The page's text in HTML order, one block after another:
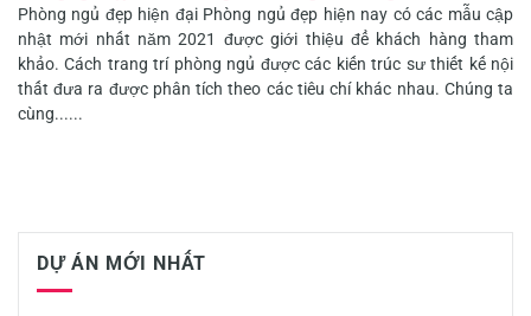
Phòng ngủ đẹp hiện đại Phòng ngủ đẹp hiện nay có các mẫu cập
nhật mới nhất năm 2021 được giới thiệu để khách hàng tham
khảo. Cách trang trí phòng ngủ được các kiến trúc sư thiết kế nội
thất đưa ra được phân tích theo các tiêu chí khác nhau. Chúng ta
cùng......
DỰ ÁN MỚI NHẤT